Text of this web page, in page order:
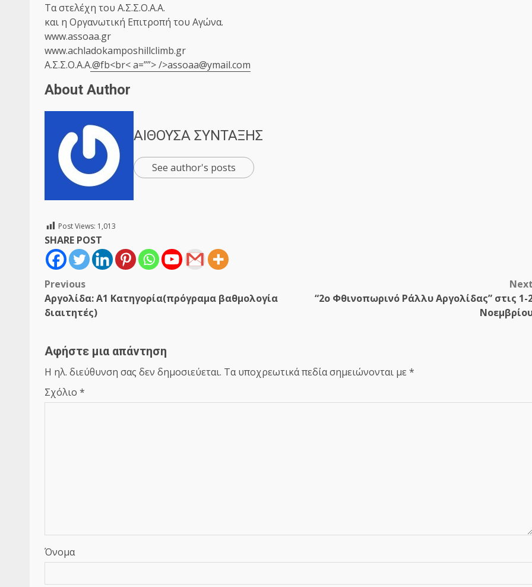
Τα στελέχη του Α.Σ.Σ.Ο.Α.Α.
και η Οργανωτική Επιτροπή του Αγώνα.
www.assoaa.gr
www.achladokamposhillclimb.gr
Α.Σ.Σ.Ο.Α.Α.@fb<br< a=””> />assoaa@ymail.com
About Author
ΑΙΘΟΥΣΑ ΣΥΝΤΑΞΗΣ
See author's posts
Post Views: 1,013
SHARE POST
Post
navigation
Previous
Aργολίδα: Α1 Κατηγορία(πρόγραμα βαθμολογία
διαιτητές)
Next
“2ο Φθινοπωρινό Ράλλυ Αργολίδας” στις 1-
Αφήστε μια απάντηση
Η ηλ. διεύθυνση σας δεν δημοσιεύεται. Τα υποχρεωτικά πεδία σημειώνονται με *
Σχόλιο *
Όνομα